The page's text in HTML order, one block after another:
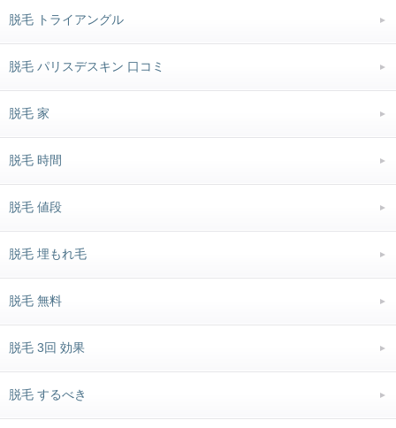
脱毛 トライアングル
脱毛 パリスデスキン 口コミ
脱毛 家
脱毛 時間
脱毛 値段
脱毛 埋もれ毛
脱毛 無料
脱毛 3回 効果
脱毛 するべき